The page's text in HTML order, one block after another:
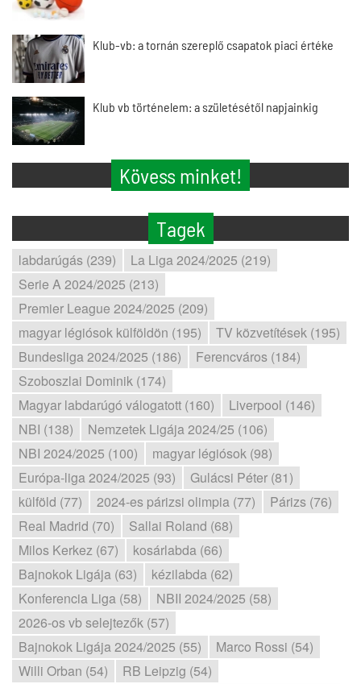
Klub-vb: a tornán szereplő csapatok piaci értéke
Klub vb történelem: a születésétől napjainkig
Kövess minket!
Tagek
labdarúgás (239)
La Liga 2024/2025 (219)
Serie A 2024/2025 (213)
Premier League 2024/2025 (209)
magyar légiósok külföldön (195)
TV közvetítések (195)
Bundesliga 2024/2025 (186)
Ferencváros (184)
Szoboszlai Dominik (174)
Magyar labdarúgó válogatott (160)
Liverpool (146)
NBI (138)
Nemzetek Ligája 2024/25 (106)
NBI 2024/2025 (100)
magyar légiósok (98)
Európa-liga 2024/2025 (93)
Gulácsi Péter (81)
külföld (77)
2024-es párizsi olimpia (77)
Párizs (76)
Real Madrid (70)
Sallai Roland (68)
Milos Kerkez (67)
kosárlabda (66)
Bajnokok Ligája (63)
kézilabda (62)
Konferencia Liga (58)
NBII 2024/2025 (58)
2026-os vb selejtezők (57)
Bajnokok Ligája 2024/2025 (55)
Marco Rossi (54)
Willi Orban (54)
RB Leipzig (54)